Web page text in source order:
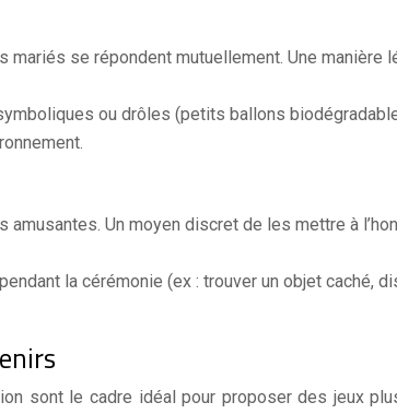
se répondent mutuellement. Une manière
ou drôles (petits ballons
Un moyen discret de les mettre à
la cérémonie (ex : trouver un objet caché,
sont le cadre idéal pour proposer des jeux